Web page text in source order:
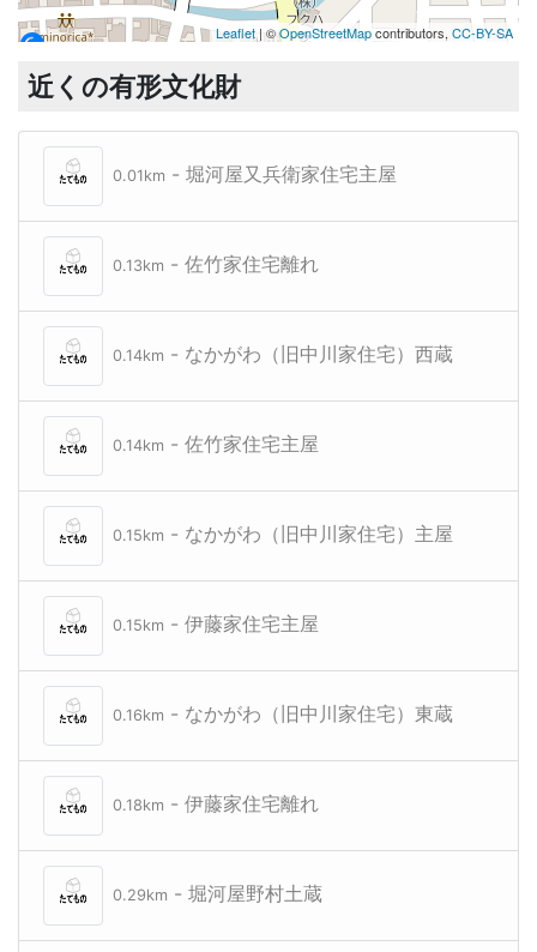
堀河屋野村土蔵
堀河屋野村第一仕込蔵
Leaflet | ©OpenStreetMapcontributors, CC-BY-SA
近くの有形文化財
0.01km - 堀河屋又兵衛家住宅主屋
0.13km - 佐竹家住宅離れ
0.14km - なかがわ（旧中川家住宅）西蔵
0.14km - 佐竹家住宅主屋
0.15km - なかがわ（旧中川家住宅）主屋
0.15km - 伊藤家住宅主屋
0.16km - なかがわ（旧中川家住宅）東蔵
0.18km - 伊藤家住宅離れ
0.29km - 堀河屋野村土蔵